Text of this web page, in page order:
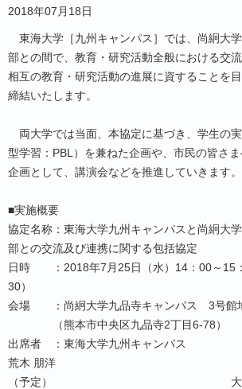
2018年07月18日
東海大学［九州キャンパス］では、尚絅大
部との間で、教育・研究活動全般における交
相互の教育・研究活動の進展に資することを
締結いたします。
両大学では当面、本協定に基づき、学生の
型学習：PBL）を兼ねた企画や、市民の皆さ
企画として、講演会などを推進していきます。
■実施概要
協定名称：東海大学九州キャンパスと尚絅大
部との交流及び連携に関する包括協定
日時 ：2018年7月25日（水）14：00～15
30）
会場 ：尚絅大学九品寺キャンパス 3号館
（熊本市中央区九品寺2丁目6-78）
出席者 ：東海大学九州キャンパス
荒木 朋洋
（予定） 大学院農